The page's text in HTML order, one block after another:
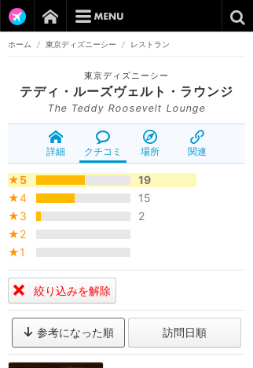
ホーム / 東京ディズニーシー / レストラン
東京ディズニーシー
テディ・ルーズヴェルト・ラウンジ
The Teddy Roosevelt Lounge
詳細 クチコミ 場所 関連
★5
19
★4
15
★3
2
★2
★1
絞り込みを解除
参考になった順 訪問日順